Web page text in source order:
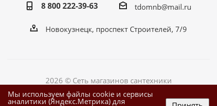
8 800 222-39-63
tdomnb@mail.ru
Новокузнецк, проспект Строителей, 7/9
2026 © Сеть магазинов сантехники
Мы используем файлы cookie и сервисы
аналитики (Яндекс.Метрика) для